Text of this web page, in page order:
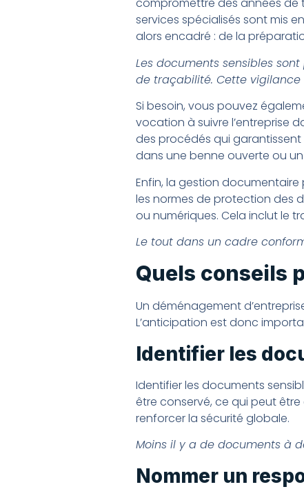
compromettre des années de
services spécialisés sont mis
alors encadré : de la
Les documents sensibles
de traçabilité. Cette vigilance
Si besoin, vous pouvez
vocation à suivre l’entreprise
des procédés qui
dans une benne ouverte ou
Enfin, la gestion
les normes de protection des
ou numériques. Cela inclut le
Le tout dans un cadre
Quels conseils
Un déménagement
L’anticipation est donc
Identifier les
Identifier les documents
être conservé, ce qui peut
renforcer la sécurité globale.
Moins il y a de documents à
Nommer un